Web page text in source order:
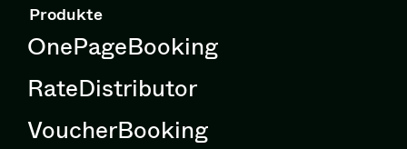
Produkte
OnePageBooking
RateDistributor
VoucherBooking